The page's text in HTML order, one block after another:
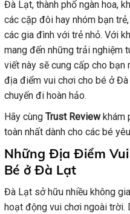
Đà Lạt, thành phố ngàn hoa,
các cặp đôi hay nhóm bạn
các gia đình với trẻ nhỏ. Với
mang đến những trải nghiệm
viết này sẽ cung cấp cho bạn
địa điểm vui chơi cho bé ở
chuyến đi hoàn hảo.
Hãy cùng Trust Reviewkhám
toàn nhất dành cho các bé
Những Địa Điểm Vui
Bé ở Đà Lạt
Đà Lạt sở hữu nhiều không
hoạt động vui chơi ngoài